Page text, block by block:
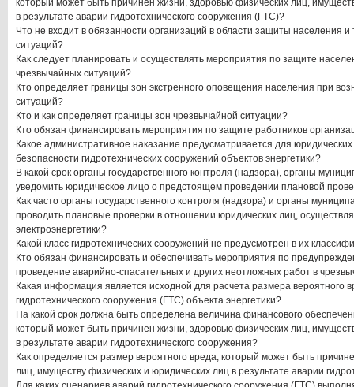
который может быть причинен жизни, здоровью физических лиц,
в результате аварии гидротехнического сооружения (ГТС)?
Что не входит в обязанности организаций в области защиты населения
ситуаций?
Как следует планировать и осуществлять мероприятия по защите
чрезвычайных ситуаций?
Кто определяет границы зон экстренного оповещения населения при
ситуаций?
Кто и как определяет границы зон чрезвычайной ситуации?
Кто обязан финансировать мероприятия по защите работников
Какое административное наказание предусматривается для
безопасности гидротехнических сооружений объектов энергетики?
В какой срок органы государственного контроля (надзора), органы
уведомить юридическое лицо о предстоящем проведении плановой
Как часто органы государственного контроля (надзора) и органы
проводить плановые проверки в отношении юридических лиц,
электроэнергетики?
Какой класс гидротехнических сооружений не предусмотрен в их
Кто обязан финансировать и обеспечивать мероприятия по
проведение аварийно-спасательных и других неотложных работ в
Какая информация является исходной для расчета размера вероятного
гидротехнического сооружения (ГТС) объекта энергетики?
На какой срок должна быть определена величина финансового
который может быть причинен жизни, здоровью физических лиц,
в результате аварии гидротехнического сооружения?
Как определяется размер вероятного вреда, который может быть
лиц, имуществу физических и юридических лиц в результате аварии